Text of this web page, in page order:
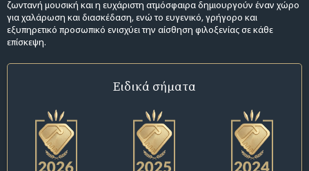
ζωντανή μουσική και η ευχάριστη ατμόσφαιρα δημιουργούν έναν χώρο
για χαλάρωση και διασκέδαση, ενώ το ευγενικό, γρήγορο και
εξυπηρετικό προσωπικό ενισχύει την αίσθηση φιλοξενίας σε κάθε
επίσκεψη.
Ειδικά σήματα